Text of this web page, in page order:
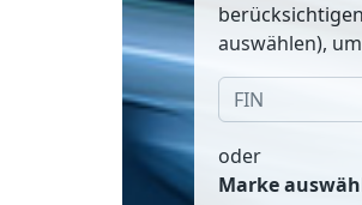
auswählen),
oder
Marke